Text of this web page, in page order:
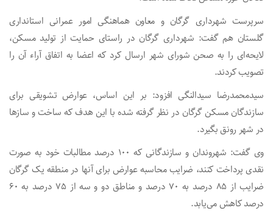
سرپرست شهرداری گرگان و معاون هماهنگی امور عمرانی استانداری
گلستان هم گفت: شهرداری گرگان در راستای حمایت از تولید مسکن،
لایحه‌ای را به صحن شورای شهر ارسال کرد که اعضا به اتفاق آراء آن را
تصویب کردند.
سیدمحمدرضا سیدالنگی افزود: بر این اساس، عوارض تشویقی برای
سازندگان مسکن گرگان در نظر گرفته شده با این هدف که ساخت و سازها
در شهر رونق بگیرد.
وی گفت: شهروندان و سازندگانی که ۱۰۰ درصد مطالبات خود به صورت
نقدی پرداخت کنند، ضرایب محاسبه عوارض برای آنها در منطقه یک گرگان
ضرایب از ۸۵ درصد به ۷۰ درصد و مناطق دو و سه از ۷۵ درصد به ۶۰
درصد کاهش می‌یابد.